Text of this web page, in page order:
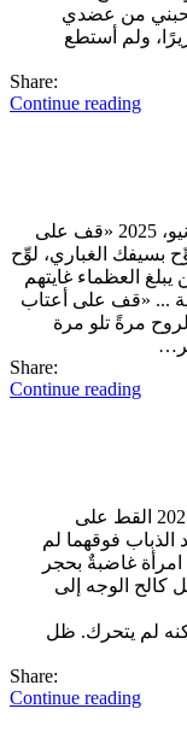
سحبني من عضدي
ولم أستطع
Share:
Continue reading
على أعتاب السماء هاجر منصور سراج 26 يونيو، 2025 «قف على
بسيفك الغباري، لوِّح
غايتهم
... «قف على أعتاب
مرةً تلو مرة
Share:
Continue reading
الميِّت الخائف هاجر منصور سراج 16 يونيو، 2025 القط على
فوقهما لم
غاضبةٌ بحجر
كالح الوجه إلى
ظل
Share:
Continue reading